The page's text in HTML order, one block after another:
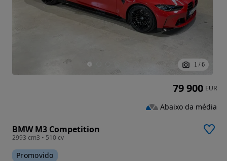
1 / 6
BMW M3 Competition
2993 cm3 • 510 cv
Promovido
79 900 EUR
Abaixo da média